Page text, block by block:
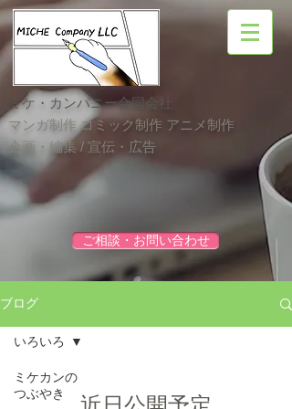
ミケ・カンパニー合同会社
マンガ制作 コミック制作 アニメ制作
企画・編集 / 宣伝・広告
ご相談・お問い合わせ
ブログ
ミケカンの
つぶやき
いろいろ